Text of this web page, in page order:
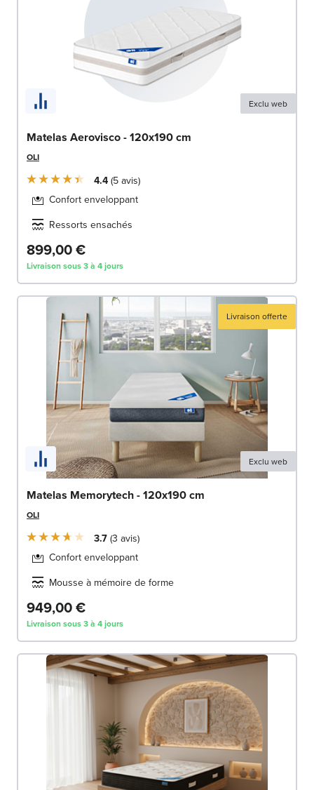
Exclu web
Matelas Aerovisco - 120x190 cm
OLI
4.4 5 avis
Confort enveloppant
Ressorts ensachés
899,00 €
Livraison sous 3 à 4 jours
Livraison offerte
Exclu web
Matelas Memorytech - 120x190 cm
OLI
3.7 3 avis
Confort enveloppant
Mousse à mémoire de forme
949,00 €
Livraison sous 3 à 4 jours